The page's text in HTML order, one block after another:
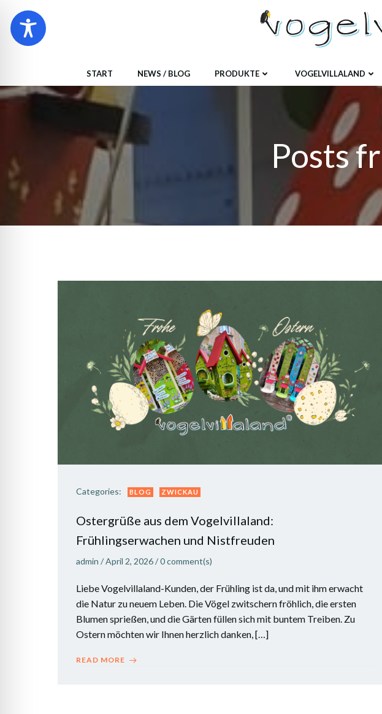
Inhalt
springen
START NEWS / BLOG PRODUKTE VOGELVILLALAND
Posts
Categories: BLOG ZWICKAU
Ostergrüße aus dem Vogelvillaland:
Frühlingserwachen und Nistfreuden
admin /April 2, 2026/0comment(s)
Liebe Vogelvillaland-Kunden, der Frühling ist da, und mit ihm erwacht
die Natur zu neuem Leben. Die Vögel zwitschern fröhlich, die ersten
Blumen sprießen, und die Gärten füllen sich mit buntem Treiben. Zu
Ostern möchten wir Ihnen herzlich danken, […]
READ MORE